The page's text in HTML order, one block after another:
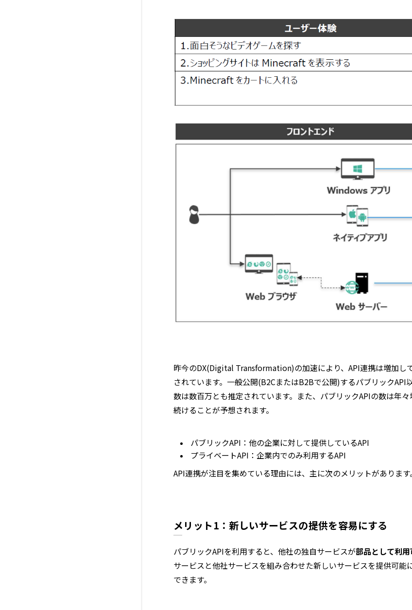
昨今のDX(Digital Transformation)の加速により、API連携は増加し
されています。一般公開(B2CまたはB2Bで公開)するパブリック
数は数百万とも推定されています。また、パブリックAPIの数は年
続けることが予想されます。
パブリックAPI：他の企業に対して提供しているAPI
プライベートAPI：企業内でのみ利用するAPI
API連携が注目を集めている理由には、主に次のメリットがあります。
メリット1：新しいサービスの提供を容易にする
パブリックAPIを利用すると、他社の独自サービスが部品として利
サービスと他社サービスを組み合わせた新しいサービスを提供可
できます。